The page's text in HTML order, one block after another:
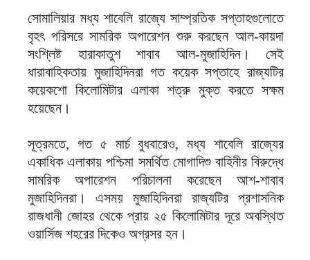
সোমালিয়ার মধ্য শাবেলি রাজ্যে সাম্প্রতিক সপ্তাহগুলোতে
বৃহৎ পরিসরে সামরিক অপারেশন শুরু করছেন আল-কায়দা
সংশ্লিষ্ট হারাকাতুশ শাবাব আল-মুজাহিদিন। সেই
ধারাবাহিকতায় মুজাহিদিনরা গত কয়েক সপ্তাহে রাজ্যটির
কয়েকশো কিলোমিটার এলাকা শত্রু মুক্ত করতে সক্ষম
হয়েছেন।
সূত্রমতে, গত ৫ মার্চ বুধবারেও, মধ্য শাবেলি রাজ্যের
একাধিক এলাকায় পশ্চিমা সমর্থিত মোগাদিশু বাহিনীর বিরুদ্ধে
সামরিক অপারেশন পরিচালনা করেছেন আশ-শাবাব
মুজাহিদিনরা। এসময় মুজাহিদিনরা রাজ্যটির প্রশাসনিক
রাজধানী জোহর থেকে প্রায় ২৫ কিলোমিটার দূরে অবস্থিত
ওয়ার্সিজ শহরের দিকেও অগ্রসর হন।